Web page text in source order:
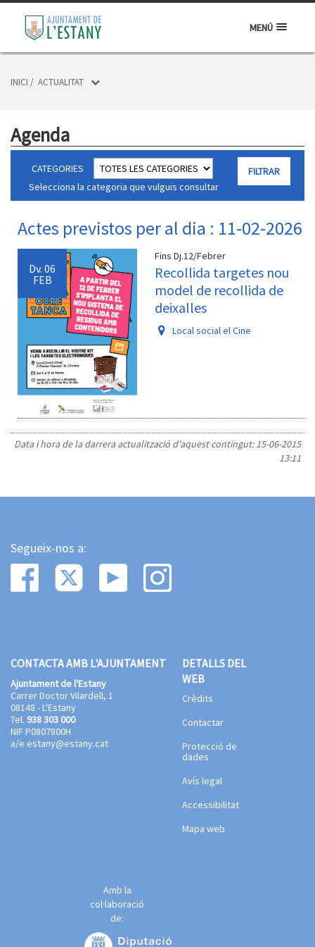
MENÚ
INICI / ACTUALITAT
Agenda
CATEGORIES
Selecciona la categoria que vulguis consultar
Actes previstos per al dia : 11-02-2026
Dv. 06
FEB
Fins Dj.12/Febrer
Recollida targetes nou
model de recollida de
deixalles
Local social el Cine
Data i hora de la darrera actualització d'aquest contingut:15-06-2015
13:11
Segueix-nos a:
CONTACTA AMB L'AJUNTAMENT
Ajuntament de l'Estany
Carrer Doctor Vilardell, 1
08148 - L'Estany
Tel. 938 303 000
NIF P0807800H
a/e estany@estany.cat
DETALLS DEL
WEB
Crèdits
Contactar
Protecció de
dades
Avís legal
Accessibilitat
Mapa web
Amb la
col·laboració
de: